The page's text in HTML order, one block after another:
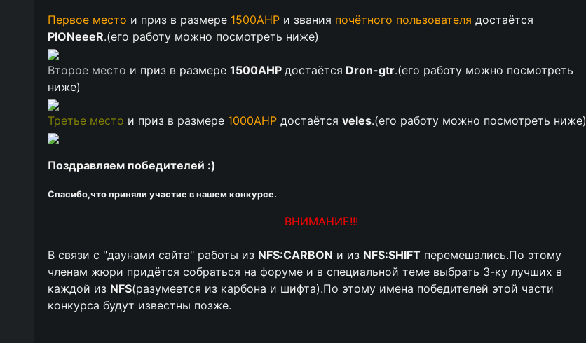
Первое место и приз в размере 1500АНР и звания почётного пользователя достаётся
PIONeeeR.(его работу можно посмотреть ниже)
Второе место и приз в размере 1500АНР достаётся Dron-gtr.(его работу можно посмотреть
ниже)
Третье место и приз в размере 1000АНР достаётся veles.(его работу можно посмотреть ниже)
Поздравляем победителей :)
Спасибо,что приняли участие в нашем конкурсе.
ВНИМАНИЕ!!!
В связи с "даунами сайта" работы из NFS:CARBON и из NFS:SHIFT перемешались.По этому
членам жюри придётся собраться на форуме и в специальной теме выбрать 3-ку лучших в
каждой из NFS(разумеется из карбона и шифта).По этому имена победителей этой части
конкурса будут известны позже.